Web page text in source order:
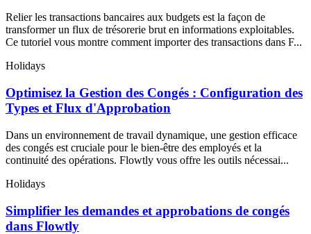
Relier les transactions bancaires aux budgets est la façon de
transformer un flux de trésorerie brut en informations exploitables.
Ce tutoriel vous montre comment importer des transactions dans F...
Holidays
Optimisez la Gestion des Congés : Configuration des
Types et Flux d'Approbation
Dans un environnement de travail dynamique, une gestion efficace
des congés est cruciale pour le bien-être des employés et la
continuité des opérations. Flowtly vous offre les outils nécessai...
Holidays
Simplifier les demandes et approbations de congés
dans Flowtly